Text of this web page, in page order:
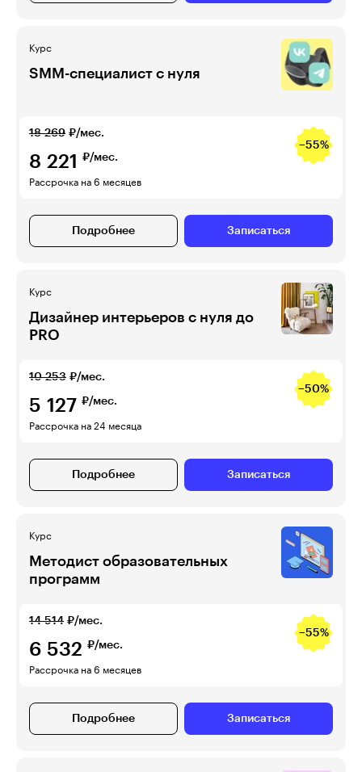
Курс
SMM-специалист с нуля
18 269 ₽/мес.
−55%
8 221 ₽/мес.
Рассрочка на 6 месяцев
Подробнее Записаться
Курс
Дизайнер интерьеров с нуля до
PRO
10 253 ₽/мес.
−50%
5 127 ₽/мес.
Рассрочка на 24 месяца
Подробнее Записаться
Курс
Методист образовательных
программ
14 514 ₽/мес.
−55%
6 532 ₽/мес.
Рассрочка на 6 месяцев
Подробнее Записаться